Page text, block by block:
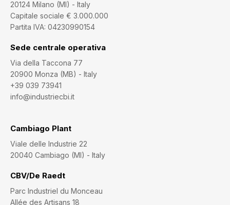
20124 Milano (MI) - Italy
Capitale sociale € 3.000.000
Partita IVA: 04230990154
Sede centrale operativa
Via della Taccona 77
20900 Monza (MB) - Italy
+39 039 73941
info@industriecbi.it
Cambiago Plant
Viale delle Industrie 22
20040 Cambiago (MI) - Italy
CBV/De Raedt
Parc Industriel du Monceau
Allée des Artisans 18